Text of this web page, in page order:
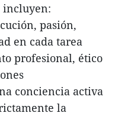
incluyen:
pasión,
en cada tarea
profesional, ético
conciencia activa
la